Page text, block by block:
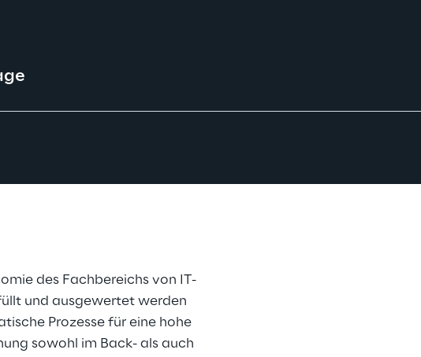
des Fachbereichs von IT-
und ausgewertet werden
Prozesse für eine hohe
sowohl im Back- als auch